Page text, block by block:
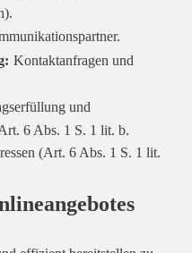
Kontaktanfragen und
und
6 Abs. 1 S. 1 lit. b.
(Art. 6 Abs. 1 S. 1 lit.